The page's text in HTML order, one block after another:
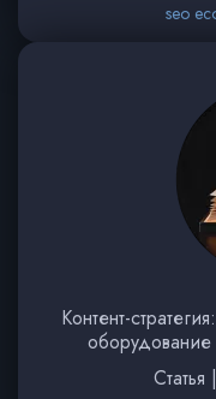
seo
Контент-
оборудование